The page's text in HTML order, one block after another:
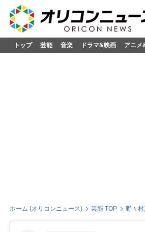
トップ 芸能 音楽 ドラマ&映画 アニメ
ホーム (オリコンニュース) 芸能 TOP 野々